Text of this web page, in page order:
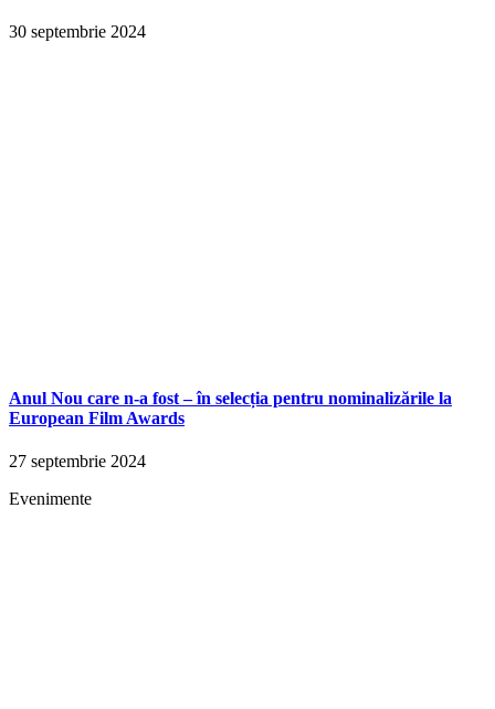
30 septembrie 2024
Anul Nou care n-a fost – în selecția pentru nominalizările la
European Film Awards
27 septembrie 2024
Evenimente